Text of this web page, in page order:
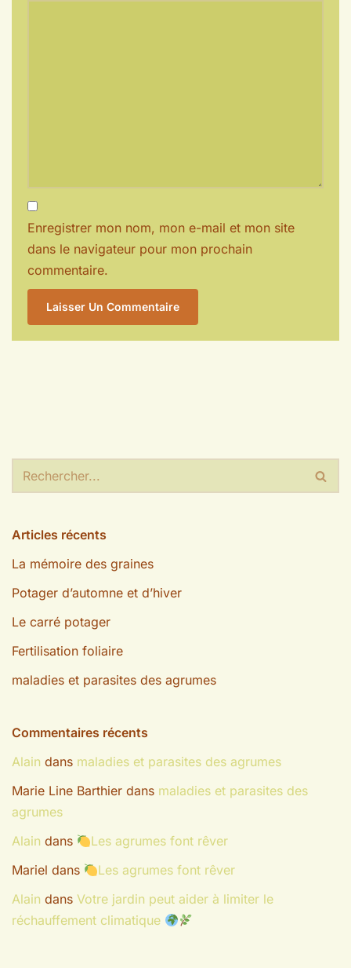
Enregistrer mon nom, mon e-mail et mon site
dans le navigateur pour mon prochain
commentaire.
Articles récents
La mémoire des graines
Potager d’automne et d’hiver
Le carré potager
Fertilisation foliaire
maladies et parasites des agrumes
Commentaires récents
Alain dans maladies et parasites des agrumes
Marie Line Barthier dans maladies et parasites des
agrumes
Alain dans
Les agrumes font rêver
Mariel dans
Les agrumes font rêver
Alain dans Votre jardin peut aider à limiter le
réchauffement climatique